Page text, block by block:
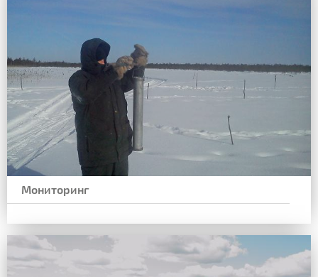
Мониторинг